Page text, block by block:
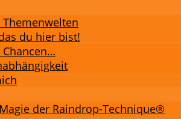
Themenwelten
du hier bist!
Chancen…
der Raindrop-Technique®